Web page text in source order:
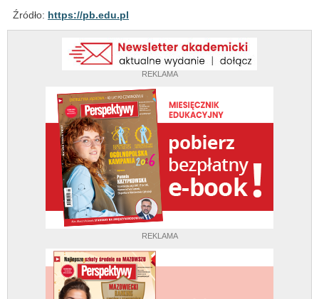
REKLAMA
REKLAMA
Źródło: https://pb.edu.pl